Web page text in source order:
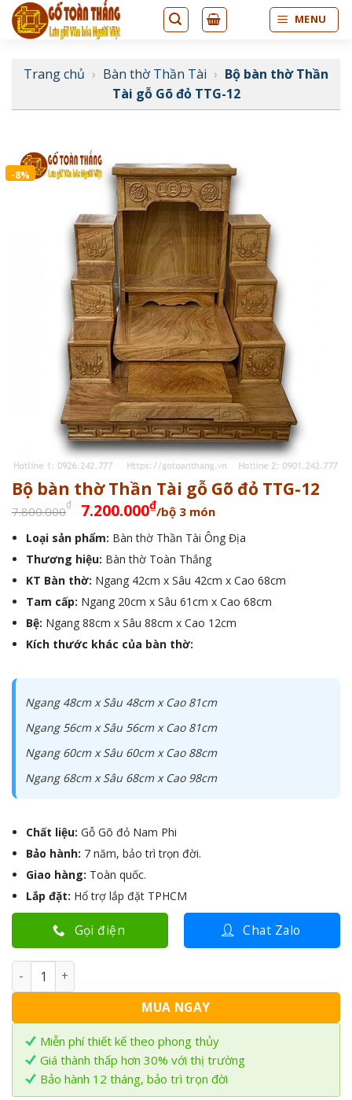
Bỏ
qua
dung
MENU
Trang chủ › Bàn thờ Thần Tài › Bộ bàn thờ Thần
Tài gỗ Gõ đỏ TTG-12
-8%
Bộ bàn thờ Thần Tài gỗ Gõ đỏ TTG-12
7.800.000₫ Giá
gốc
là:
7.800.000₫.
7.200.000₫Giá
hiện
tại
là:
7.200.000₫.
/bộ 3 món
Loại sản phẩm: Bàn thờ Thần Tài Ông Địa
Thương hiệu: Bàn thờ Toàn Thắng
KT Bàn thờ: Ngang 42cm x Sâu 42cm x Cao 68cm
Tam cấp: Ngang 20cm x Sâu 61cm x Cao 68cm
Bệ: Ngang 88cm x Sâu 88cm x Cao 12cm
Kích thước khác của bàn thờ:
Ngang 48cm x Sâu 48cm x Cao 81cm
Ngang 56cm x Sâu 56cm x Cao 81cm
Ngang 60cm x Sâu 60cm x Cao 88cm
Ngang 68cm x Sâu 68cm x Cao 98cm
Chất liệu: Gỗ Gõ đỏ Nam Phi
Bảo hành: 7 năm, bảo trì trọn đời.
Giao hàng: Toàn quốc.
Lắp đặt: Hổ trợ lắp đặt TPHCM
Gọi điện Chat Zalo
Bộ bàn thờ Thần Tài gỗ Gõ đỏ TTG-12 số lượng
MUA NGAY
Miễn phí thiết kế theo phong thủy
Giá thành thấp hơn 30% với thị trường
Bảo hành 12 tháng, bảo trì trọn đời